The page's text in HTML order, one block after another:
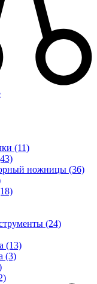
(11)
ножницы (36)
(24)
(13)
(3)